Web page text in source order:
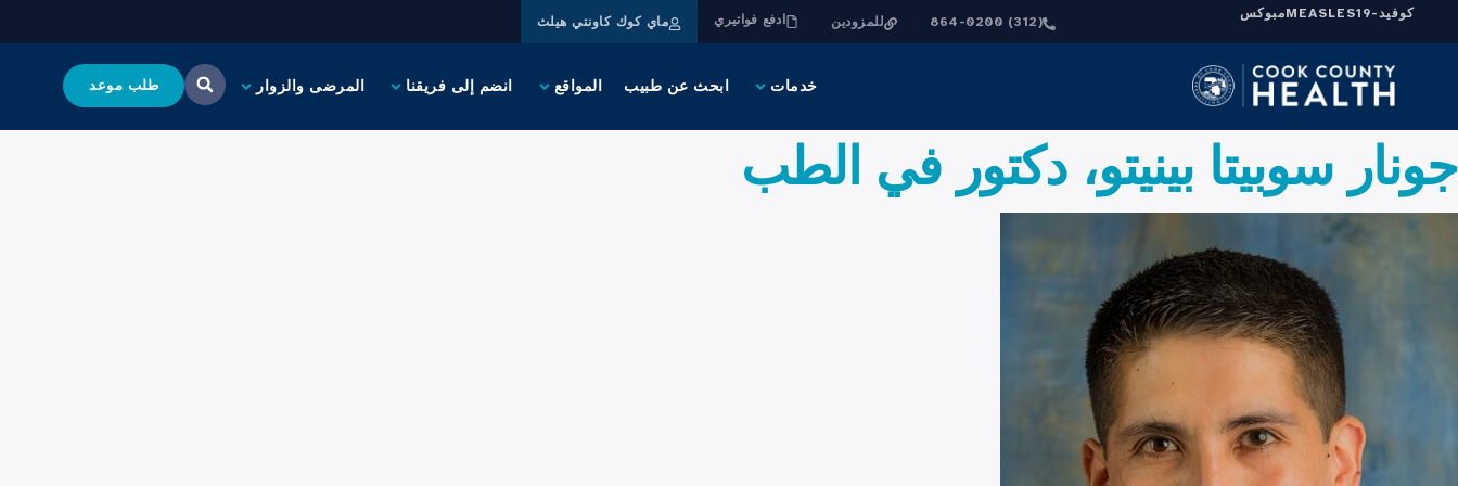
كوفيد-19 MEASLESمبوكس
(312) 864-0200 للمزودين ادفع فواتيري ماي كوك كاونتي هيلث
خدمات ابحث عن طبيب المواقع انضم إلى فريقنا المرضى والزوار طلب موعد
جونار سوبيتا بينيتو، دكتور في الطب